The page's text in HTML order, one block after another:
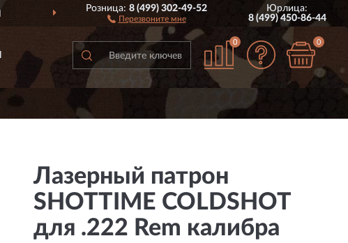
ДОСТАВИМ ПО ВСЕЙ РОССИИ
Розница:8 (499) 302-49-52
Перезвоните мне
Юрлица:
8 (499) 450-86-44
0 0
Лазерный патрон
SHOTTIME COLDSHOT
для .222 Rem калибра